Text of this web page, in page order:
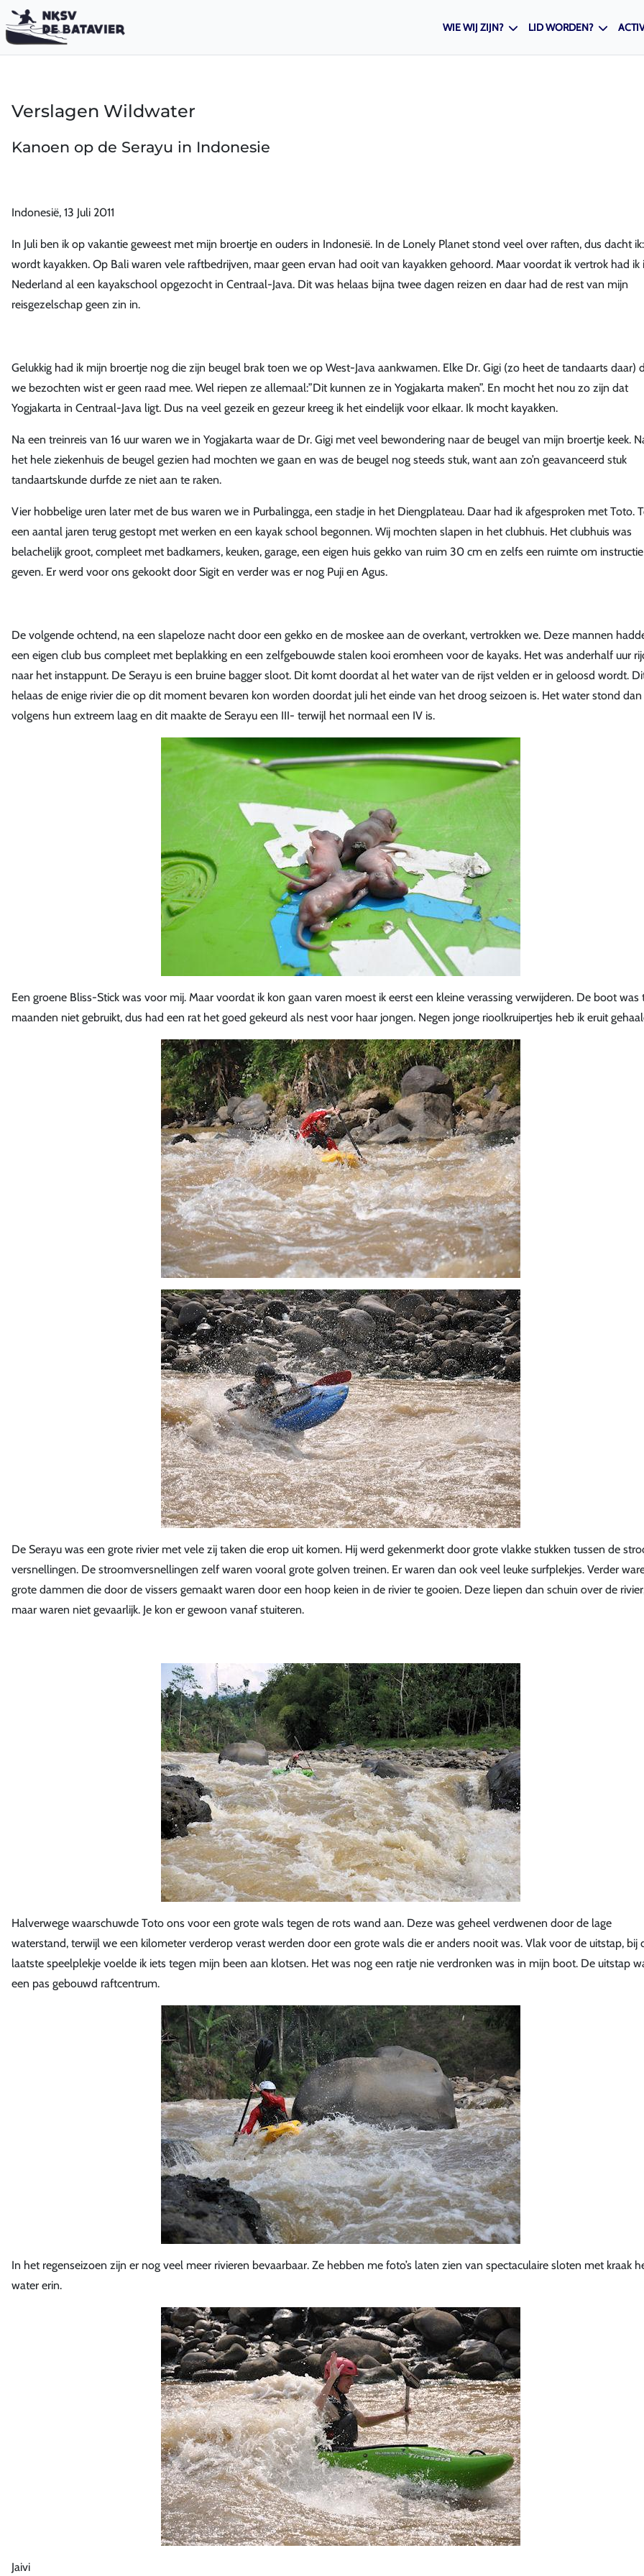
WIE WIJ ZIJN? LID WORDEN?
Verslagen Wildwater
Kanoen op de Serayu in Indonesie
Indonesië, 13 Juli 2011
In Juli ben ik op vakantie geweest met mijn broertje en ouders in Indonesië. In de Lonely Planet stond veel over raften, dus dacht
wordt kayakken. Op Bali waren vele raftbedrijven, maar geen ervan had ooit van kayakken gehoord. Maar voordat ik vertrok had ik
Nederland al een kayakschool opgezocht in Centraal-Java. Dit was helaas bijna twee dagen reizen en daar had de rest van mijn
reisgezelschap geen zin in.
Gelukkig had ik mijn broertje nog die zijn beugel brak toen we op West-Java aankwamen. Elke Dr. Gigi (zo heet de tandaarts daar)
we bezochten wist er geen raad mee. Wel riepen ze allemaal:”Dit kunnen ze in Yogjakarta maken”. En mocht het nou zo zijn dat
Yogjakarta in Centraal-Java ligt. Dus na veel gezeik en gezeur kreeg ik het eindelijk voor elkaar. Ik mocht kayakken.
Na een treinreis van 16 uur waren we in Yogjakarta waar de Dr. Gigi met veel bewondering naar de beugel van mijn broertje keek.
het hele ziekenhuis de beugel gezien had mochten we gaan en was de beugel nog steeds stuk, want aan zo’n geavanceerd stuk
tandaartskunde durfde ze niet aan te raken.
Vier hobbelige uren later met de bus waren we in Purbalingga, een stadje in het Diengplateau. Daar had ik afgesproken met Toto.
een aantal jaren terug gestopt met werken en een kayak school begonnen. Wij mochten slapen in het clubhuis. Het clubhuis was
belachelijk groot, compleet met badkamers, keuken, garage, een eigen huis gekko van ruim 30 cm en zelfs een ruimte om
geven. Er werd voor ons gekookt door Sigit en verder was er nog Puji en Agus.
De volgende ochtend, na een slapeloze nacht door een gekko en de moskee aan de overkant, vertrokken we. Deze mannen
een eigen club bus compleet met beplakking en een zelfgebouwde stalen kooi eromheen voor de kayaks. Het was anderhalf uur
naar het instappunt. De Serayu is een bruine bagger sloot. Dit komt doordat al het water van de rijst velden er in geloosd wordt.
helaas de enige rivier die op dit moment bevaren kon worden doordat juli het einde van het droog seizoen is. Het water stond
volgens hun extreem laag en dit maakte de Serayu een III- terwijl het normaal een IV is.
Een groene Bliss-Stick was voor mij. Maar voordat ik kon gaan varen moest ik eerst een kleine verassing verwijderen. De boot was
maanden niet gebruikt, dus had een rat het goed gekeurd als nest voor haar jongen. Negen jonge rioolkruipertjes heb ik eruit
De Serayu was een grote rivier met vele zij taken die erop uit komen. Hij werd gekenmerkt door grote vlakke stukken tussen de
versnellingen. De stroomversnellingen zelf waren vooral grote golven treinen. Er waren dan ook veel leuke surfplekjes. Verder
grote dammen die door de vissers gemaakt waren door een hoop keien in de rivier te gooien. Deze liepen dan schuin over de
maar waren niet gevaarlijk. Je kon er gewoon vanaf stuiteren.
Halverwege waarschuwde Toto ons voor een grote wals tegen de rots wand aan. Deze was geheel verdwenen door de lage
waterstand, terwijl we een kilometer verderop verast werden door een grote wals die er anders nooit was. Vlak voor de uitstap, bij
laatste speelplekje voelde ik iets tegen mijn been aan klotsen. Het was nog een ratje nie verdronken was in mijn boot. De uitstap
een pas gebouwd raftcentrum.
In het regenseizoen zijn er nog veel meer rivieren bevaarbaar. Ze hebben me foto’s laten zien van spectaculaire sloten met kraak
water erin.
Jaivi